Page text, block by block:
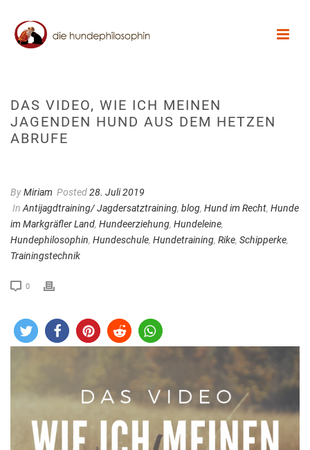
DAS VIDEO, WIE ICH MEINEN
JAGENDEN HUND AUS DEM HETZEN
ABRUFE
ByMiriam Posted28. Juli 2019
In Antijagdtraining/ Jagdersatztraining, blog, Hund im Recht, Hunde
im Markgräfler Land, Hundeerziehung, Hundeleine,
Hundephilosophin, Hundeschule, Hundetraining, Rike, Schipperke,
Trainingstechnik
0